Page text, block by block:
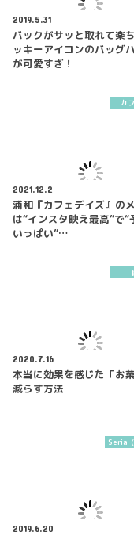
2019.5.31
バックがサッと取れて楽
ッキーアイコンのバッグ
が可愛すぎ！
カ
2021.12.2
浦和『カフェデイズ』の
は“インスタ映え最高”で“
いっぱい”…
2020.7.16
本当に効果を感じた「お
減らす方法
Seria（
2019.6.20